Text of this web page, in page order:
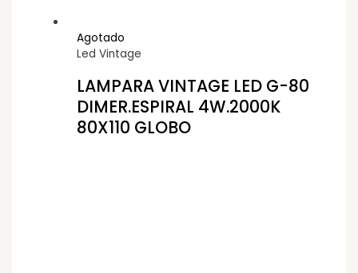
Agotado
Led Vintage
LAMPARA VINTAGE LED G-80
DIMER.ESPIRAL 4W.2000K
80X110 GLOBO